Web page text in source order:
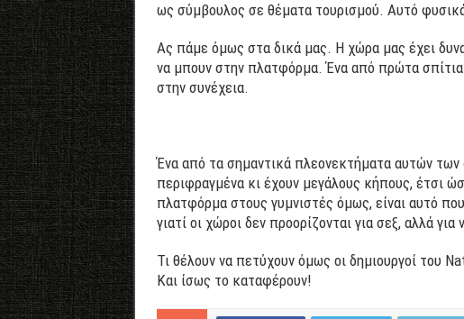
ως σύμβουλος σε θέματα τουρισμού. Αυτό
Ας πάμε όμως στα δικά μας. Η χώρα μας έχει
να μπουν στην πλατφόρμα. Ένα από πρώτα
στην συνέχεια.
Ένα από τα σημαντικά πλεονεκτήματα αυτών των
περιφραγμένα κι έχουν μεγάλους κήπους, έτσι
πλατφόρμα στους γυμνιστές όμως, είναι αυτό
γιατί οι χώροι δεν προορίζονται για σεξ, αλλά
Τι θέλουν να πετύχουν όμως οι δημιουργοί του
Και ίσως το καταφέρουν!